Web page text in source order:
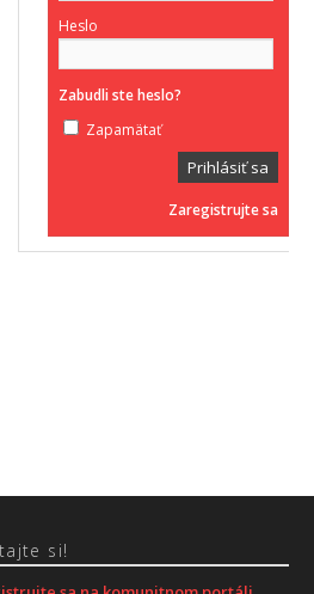
Heslo
Zabudli ste heslo?
Zapamätať
Zaregistrujte sa
si!